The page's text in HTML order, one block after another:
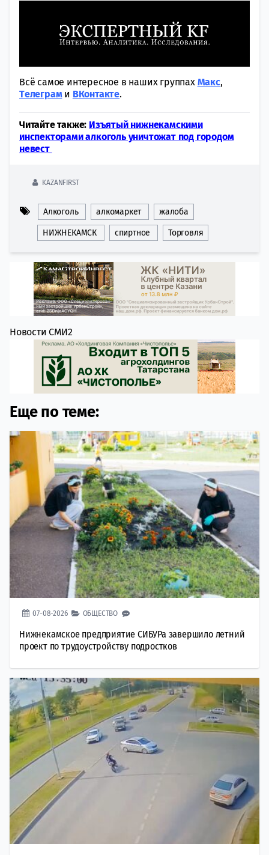
Всё самое интересное в наших группах Макс,
Tелеграми ВКонтакте.
Читайте также: Изъятый нижнекамскими
инспекторами алкоголь уничтожат под городом
невест
KAZANFIRST
Алкоголь алкомаркет жалоба
НИЖНЕКАМСК спиртное Торговля
Новости СМИ2
Еще по теме:
07-08-2026 ОБЩЕСТВО
Нижнекамское предприятие СИБУРа завершило летний
проект по трудоустройству подростков